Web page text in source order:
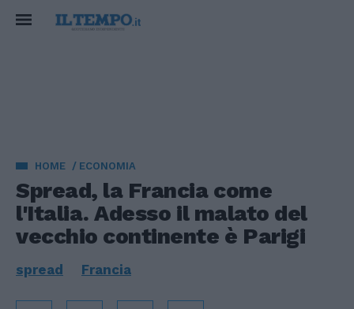
HOME ECONOMIA
Spread, la Francia come
l'Italia. Adesso il malato del
vecchio continente è Parigi
spread Francia